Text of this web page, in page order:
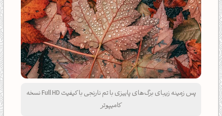
پس زمینه زیبای برگ‌های پاییزی با تم نارنجی با کیفیت Full HD نسخه
کامیپوتر